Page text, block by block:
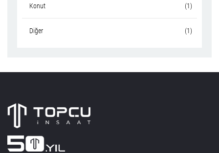
Konut (1)
Diğer (1)